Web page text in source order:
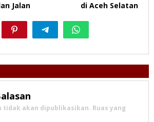
Jalan
di Aceh Selatan
tidak akan dipublikasikan. Ruas yang